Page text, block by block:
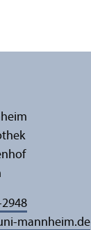
mannheim.de